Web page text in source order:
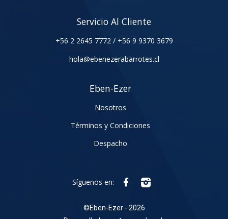
Servicio Al Cliente
+56 2 2645 7772 / +56 9 9370 3679
hola@ebenezerabarrotes.cl
Eben-Ezer
Nosotros
Términos y Condiciones
Despacho
Síguenos en:
©Eben-Ezer - 2026